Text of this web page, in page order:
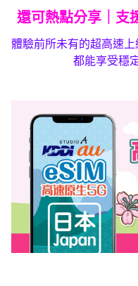
還可熱點分享｜支
體驗前所未有的超高速
都能享受穩